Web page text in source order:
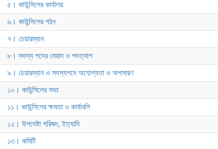
৫। কাউন্সিলের কার্যালয়
৬। কাউন্সিলের গঠন
৭। চেয়ারম্যান
৮। সদস্য পদের মেয়াদ ও পদত্যাগ
৯। চেয়ারম্যান ও সদস্যপদে অযোগ্যতা ও অপসারণ
১০। কাউন্সিলের সভা
১১। কাউন্সিলের ক্ষমতা ও কার্যাবলি
১২। উপদেষ্টা পরিষদ, ইত্যাদি
১৩। কমিটি